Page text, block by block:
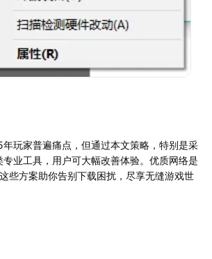
玩家普遍痛点，但通过本文策略，特别是采
专业工具，用户可大幅改善体验。优质网络是
些方案助你告别下载困扰，尽享无缝游戏世